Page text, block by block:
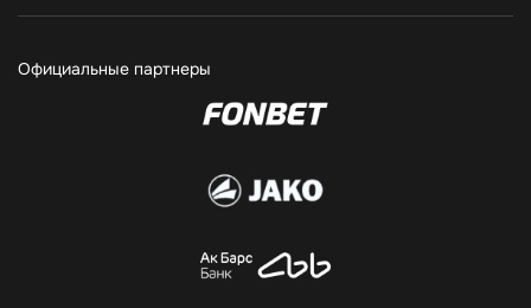
Официальные партнеры